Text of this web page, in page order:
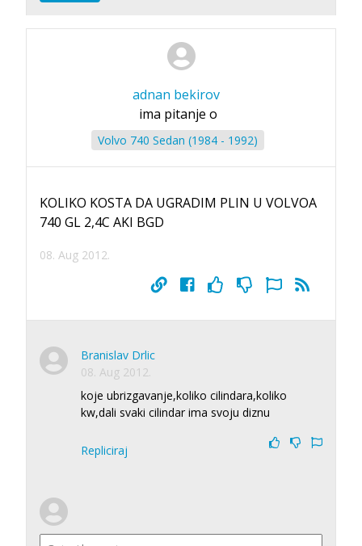
adnan bekirov
ima pitanje o
Volvo 740 Sedan (1984 - 1992)
KOLIKO KOSTA DA UGRADIM PLIN U VOLVOA
740 GL 2,4C AKI BGD
08. Aug 2012.
Branislav Drlic
08. Aug 2012.
koje ubrizgavanje,koliko cilindara,koliko
kw,dali svaki cilindar ima svoju diznu
Repliciraj